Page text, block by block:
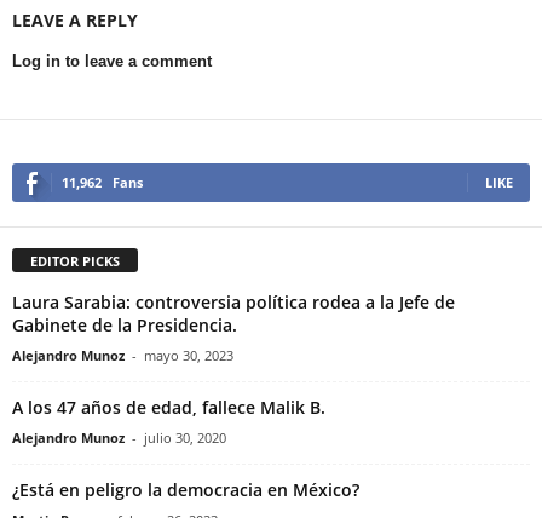
LEAVE A REPLY
Log in to leave a comment
11,962 Fans LIKE
EDITOR PICKS
Laura Sarabia: controversia política rodea a la Jefe de
Gabinete de la Presidencia.
Alejandro Munoz - mayo 30, 2023
A los 47 años de edad, fallece Malik B.
Alejandro Munoz - julio 30, 2020
¿Está en peligro la democracia en México?